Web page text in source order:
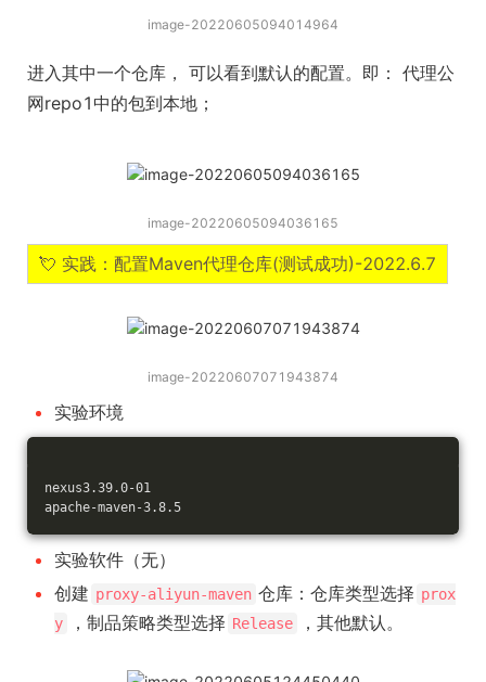
image-20220605094014964
进入其中一个仓库， 可以看到默认的配置。即： 代理公
网repo1中的包到本地；
image-20220605094036165
💘 实践：配置Maven代理仓库(测试成功)-2022.6.7
image-20220607071943874
实验环境
nexus3.39.0-01
apache-maven-3.8.5
实验软件（无）
创建 proxy-aliyun-maven 仓库：仓库类型选择 prox
y
，制品策略类型选择 Release ，其他默认。